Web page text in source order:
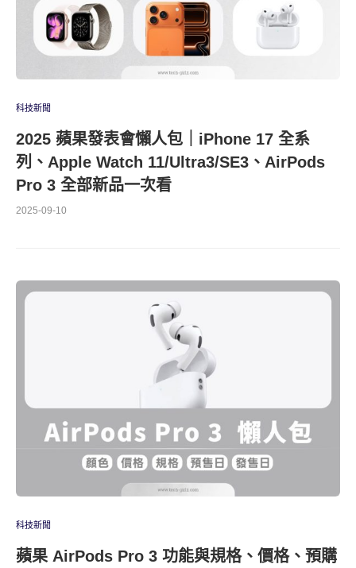
科技新聞
2025 蘋果發表會懶人包｜iPhone 17 全系
列、Apple Watch 11/Ultra3/SE3、AirPods
Pro 3 全部新品一次看
2025-09-10
科技新聞
蘋果 AirPods Pro 3 功能與規格、價格、預購